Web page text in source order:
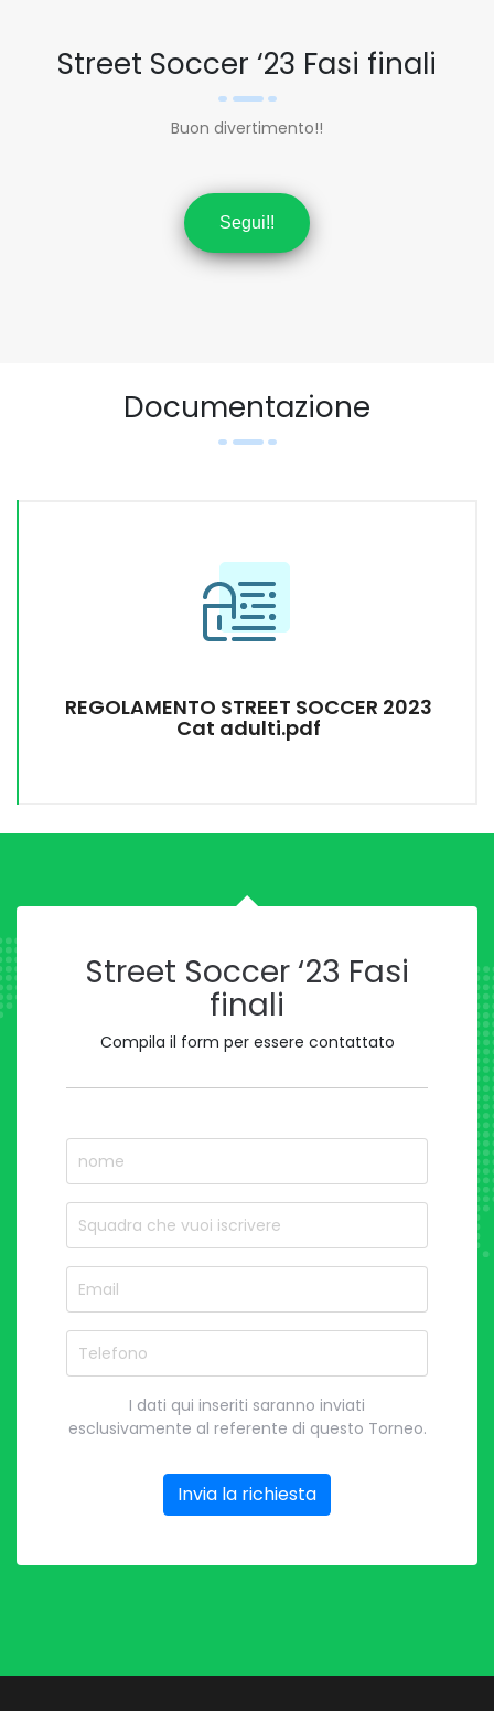
Street Soccer ‘23 Fasi finali
Buon divertimento!!
Segui!!
Documentazione
REGOLAMENTO STREET SOCCER 2023
Cat adulti.pdf
Street Soccer ‘23 Fasi
finali
Compila il form per essere contattato
I dati qui inseriti saranno inviati
esclusivamente al referente di questo Torneo.
Invia la richiesta